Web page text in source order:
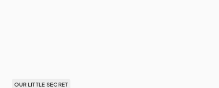
OUR LITTLE SECRET